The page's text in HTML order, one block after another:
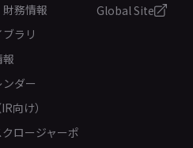
務情報
ラリ
報
ダー
向け）
ロージャーポ
Global Site